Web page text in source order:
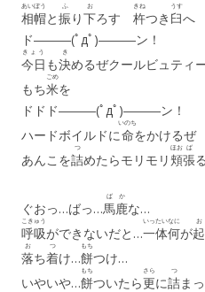
相帽
あいぼう
と振
ふ
り下
お
ろす 杵
きね
つき 臼
うす
へ
ド―――(ﾟдﾟ)―――ン！
今日
きょう
も決
き
めるぜクールビュティ
もち米
ごめ
を
ドドド―――(ﾟдﾟ)―――ン！
ハードボイルドに命
いのち
をかけるぜ
あんこを詰
つ
めたらモリモリ頬
ほお
張
ば
ぐおっ…ばっ…馬鹿
ばか
な…
呼吸
こきゅう
ができないだと…一体
いったい
何
なに
が起
お
落
お
ち着
つ
け…餅
もち
つけ…
いやいや…餅
もち
ついたら更
さら
に詰
つ
ま